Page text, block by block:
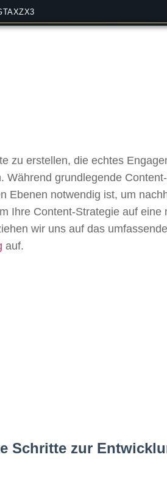
zu erstellen, die echtes
grundlegende
Ebenen notwendig ist, um
Ihre Content-Strategie auf
wir uns auf das
auf.
Schritte zur